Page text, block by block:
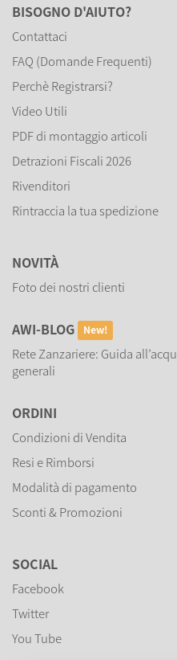
BISOGNO D'AIUTO?
Contattaci
FAQ (Domande Frequenti)
Perchè Registrarsi?
Video Utili
PDF di montaggio articoli
Detrazioni Fiscali 2026
Rivenditori
Rintraccia la tua spedizione
NOVITÀ
Foto dei nostri clienti
AWI-BLOG New!
Rete Zanzariere: Guida
generali
ORDINI
Condizioni di Vendita
Resi e Rimborsi
Modalità di pagamento
Sconti & Promozioni
SOCIAL
Facebook
Twitter
You Tube